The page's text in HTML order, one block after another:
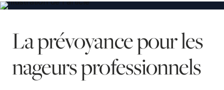
La prévoyance pour les
nageurs professionnels